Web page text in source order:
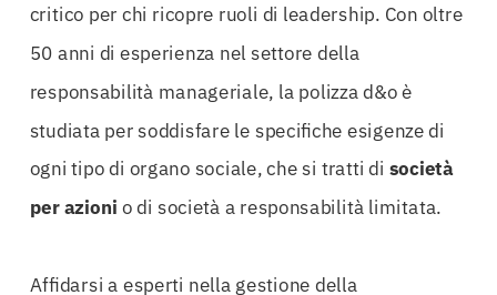
critico per chi ricopre ruoli di leadership. Con oltre
50 anni di esperienza nel settore della
responsabilità manageriale, la polizza d&o è
studiata per soddisfare le specifiche esigenze di
ogni tipo di organo sociale, che si tratti di società
per azioni o di società a responsabilità limitata.
Affidarsi a esperti nella gestione della